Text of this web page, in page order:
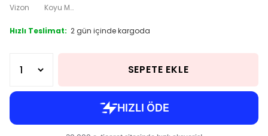
Vizon Koyu Mavi
Hızlı Teslimat: 2 gün içinde kargoda
SEPETE EKLE